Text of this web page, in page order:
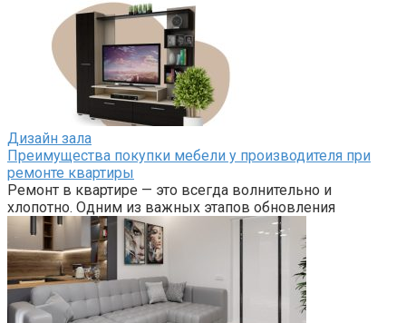
Дизайн зала
Преимущества покупки мебели у производителя при
ремонте квартиры
Ремонт в квартире — это всегда волнительно и
хлопотно. Одним из важных этапов обновления